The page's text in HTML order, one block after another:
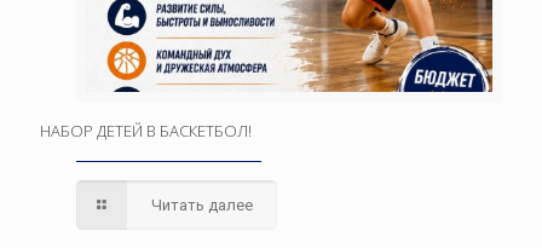
НАБОР ДЕТЕЙ В БАСКЕТБОЛ!
Читать далее